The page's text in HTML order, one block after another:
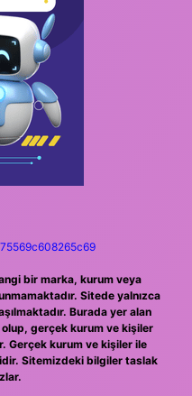
bir marka, kurum veya
Sitede yalnızca
Burada yer alan
gerçek kurum ve kişiler
Gerçek kurum ve kişiler ile
Sitemizdeki bilgiler taslak